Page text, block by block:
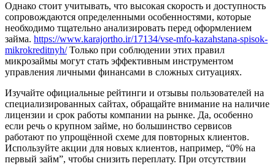
Однако стоит учитывать, что высокая скорость и доступность
сопровождаются определенными особенностями, которые
необходимо тщательно анализировать перед оформлением
займа. https://www.karajortho.ir/17134/vse-mfo-kazahstana-spisok-
mikrokreditnyh/Только при соблюдении этих правил
микрозаймы могут стать эффективным инструментом
управления личными финансами в сложных ситуациях.
Изучайте официальные рейтинги и отзывы пользователей на
специализированных сайтах, обращайте внимание на наличие
лицензии и срок работы компании на рынке. Да, особенно
если речь о крупном займе, но большинство сервисов
работают по упрощённой схеме для повторных клиентов.
Используйте акции для новых клиентов, например, “0% на
первый займ”, чтобы снизить переплату. При отсутствии